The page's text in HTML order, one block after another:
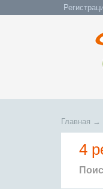
Главная →
4